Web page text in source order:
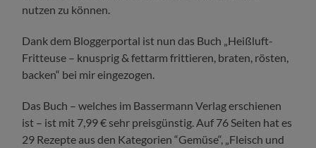
nutzen zu können.
Dank dem Bloggerportal ist nun das Buch „Heißluft-
Fritteuse – knusprig & fettarm frittieren, braten, rösten,
backen“ bei mir eingezogen.
Das Buch – welches im Bassermann Verlag erschienen
ist – ist mit 7,99 € sehr preisgünstig. Auf 76 Seiten hat es
29 Rezepte aus den Kategorien “Gemüse“, „Fleisch und